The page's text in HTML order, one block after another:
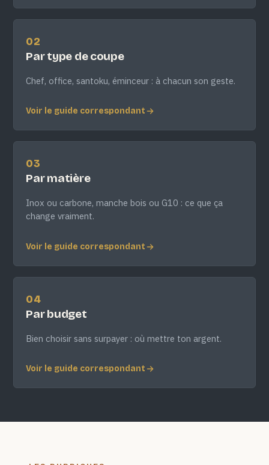
02
Par type de coupe
Chef, office, santoku, éminceur : à chacun son geste.
Voir le guide correspondant
03
Par matière
Inox ou carbone, manche bois ou G10 : ce que ça
change vraiment.
Voir le guide correspondant
04
Par budget
Bien choisir sans surpayer : où mettre ton argent.
Voir le guide correspondant